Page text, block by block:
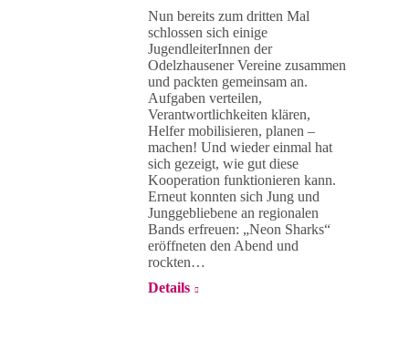
Nun bereits zum dritten Mal
schlossen sich einige
JugendleiterInnen der
Odelzhausener Vereine zusammen
und packten gemeinsam an.
Aufgaben verteilen,
Verantwortlichkeiten klären,
Helfer mobilisieren, planen –
machen! Und wieder einmal hat
sich gezeigt, wie gut diese
Kooperation funktionieren kann.
Erneut konnten sich Jung und
Junggebliebene an regionalen
Bands erfreuen: „Neon Sharks“
eröffneten den Abend und
rockten…
Details